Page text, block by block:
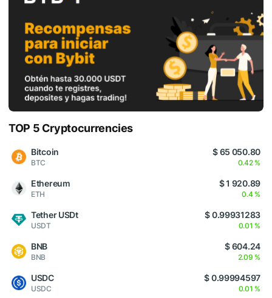
TOP 5 Cryptocurrencies
Bitcoin
BTC
$ 65 050.80
0.42 %
Ethereum
ETH
$ 1 920.89
0.4 %
Tether USDt
USDT
$ 0.99931283
0.01 %
BNB
BNB
$ 604.24
2.09 %
USDC
USDC
$ 0.99994597
0.01 %